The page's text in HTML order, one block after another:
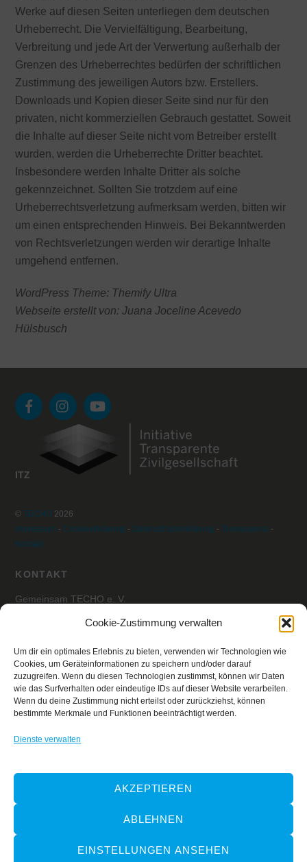
Cookie-Zustimmung verwalten
Um dir ein optimales Erlebnis zu bieten, verwenden wir Technologien wie
Cookies, um Geräteinformationen zu speichern und/oder darauf
zuzugreifen. Wenn du diesen Technologien zustimmst, können wir Daten
wie das Surfverhalten oder eindeutige IDs auf dieser Website verarbeiten.
Wenn du deine Zustimmung nicht erteilst oder zurückziehst, können
bestimmte Merkmale und Funktionen beeinträchtigt werden.
Dienste verwalten
AKZEPTIEREN
ABLEHNEN
EINSTELLUNGEN ANSEHEN
Werke auf diesen Seiten unterliegen dem deutschen
Urheberrecht. Die Vervielfältigung, Bearbeitung,
Verbreitung und jede Art der Verwertung außerhalb der
Grenzen des Urheberrechtes bedürfen der schriftlichen
Zustimmung des jeweiligen Autors bzw. Erstellers.
Downloads und Kopien dieser Seite sind nur für den
privaten, nicht kommerziellen Gebrauch gestattet. Soweit
die Inhalte auf dieser Seite nicht vom Betreiber erstellt
wurden, werden die Urheberrechte Dritter beachtet.
Insbesondere werden Inhalte Dritter als solche
gekennzeichnet. Sollten Sie trotzdem auf eine
Urheberrechtsverletzung aufmerksam werden, bitten wir
um einen entsprechenden Hinweis. Bei Bekanntwerden
von Rechtsverletzungen werden wir derartige Inhalte
umgehend entfernen.
WordPress Theme: Themify Ultra
Webseite erstellt von: Juana Joceline Acevedo
Hülsbusch
ITZ
© TECHO 2026
Impressum - Cookieerklärung - Datenschutzerklärung - Transparenz -
Kontakt
KONTAKT
Gemeinsam TECHO e. V.
z.Hd. Julian Sitter
60385 Frankfurt am Main,Deutschland
deutschland@techo.org
SPENDENKONTO
Verwendungszweck: TECHO Deutschland